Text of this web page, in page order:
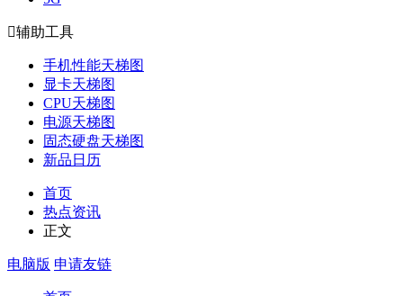
辅助工具
手机性能天梯图
显卡天梯图
CPU天梯图
电源天梯图
固态硬盘天梯图
新品日历
首页
热点资讯
正文
电脑版 申请友链